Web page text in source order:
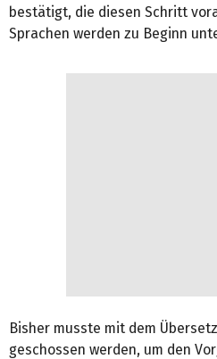
bestätigt, die diesen Schritt
Sprachen werden zu Beginn
Bisher musste mit dem
geschossen werden, um den